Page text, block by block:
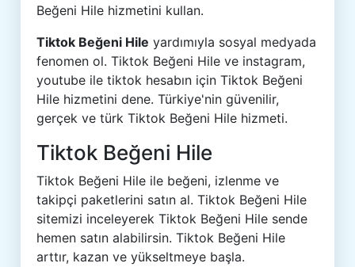
Beğeni Hile hizmetini kullan.
Tiktok Beğeni Hile yardımıyla sosyal medyada
fenomen ol. Tiktok Beğeni Hile ve instagram,
youtube ile tiktok hesabın için Tiktok Beğeni
Hile hizmetini dene. Türkiye'nin güvenilir,
gerçek ve türk Tiktok Beğeni Hile hizmeti.
Tiktok Beğeni Hile
Tiktok Beğeni Hile ile beğeni, izlenme ve
takipçi paketlerini satın al. Tiktok Beğeni Hile
sitemizi inceleyerek Tiktok Beğeni Hile sende
hemen satın alabilirsin. Tiktok Beğeni Hile
arttır, kazan ve yükseltmeye başla.